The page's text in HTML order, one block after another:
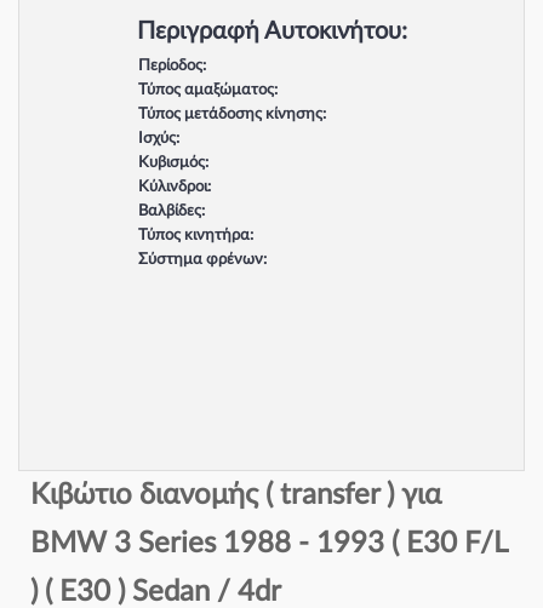
Περιγραφή Αυτοκινήτου:
Περίοδος:
Τύπος αμαξώματος:
Τύπος μετάδοσης κίνησης:
Ισχύς:
Κυβισμός:
Κύλινδροι:
Βαλβίδες:
Τύπος κινητήρα:
Σύστημα φρένων:
Κιβώτιο διανομής ( transfer ) για
BMW 3 Series 1988 - 1993 ( E30 F/L
) ( E30 ) Sedan / 4dr